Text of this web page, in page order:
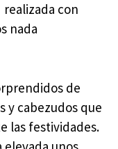
con
nada
de
y cabezudos que
las festividades.